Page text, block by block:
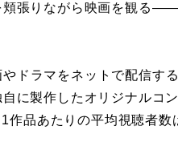
張りながら映画を観る
ドラマをネットで配信す
に製作したオリジナルコ
品あたりの平均視聴者数